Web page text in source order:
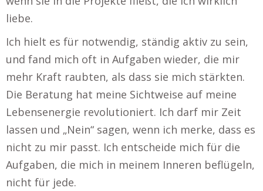
liebe.
Ich hielt es für notwendig, ständig aktiv zu sein,
und fand mich oft in Aufgaben wieder, die mir
mehr Kraft raubten, als dass sie mich stärkten.
Die Beratung hat meine Sichtweise auf meine
Lebensenergie revolutioniert. Ich darf mir Zeit
lassen und „Nein“ sagen, wenn ich merke, dass es
nicht zu mir passt. Ich entscheide mich für die
Aufgaben, die mich in meinem Inneren beflügeln,
nicht für jede.